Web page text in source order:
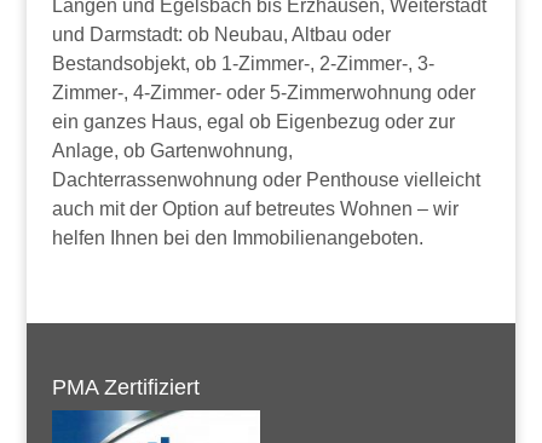
Langen und Egelsbach bis Erzhausen, Weiterstadt
und Darmstadt: ob Neubau, Altbau oder
Bestandsobjekt, ob 1-Zimmer-, 2-Zimmer-, 3-
Zimmer-, 4-Zimmer- oder 5-Zimmerwohnung oder
ein ganzes Haus, egal ob Eigenbezug oder zur
Anlage, ob Gartenwohnung,
Dachterrassenwohnung oder Penthouse vielleicht
auch mit der Option auf betreutes Wohnen – wir
helfen Ihnen bei den Immobilienangeboten.
PMA Zertifiziert